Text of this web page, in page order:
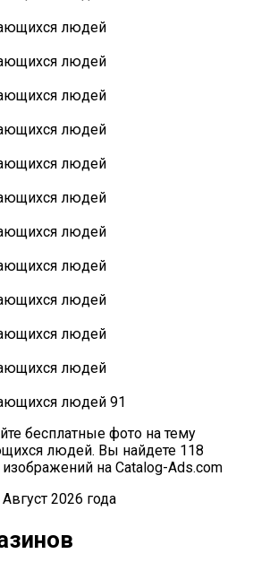
бесплатные фото на тему
людей. Вы найдете 118
на Catalog-Ads.com
2026 года